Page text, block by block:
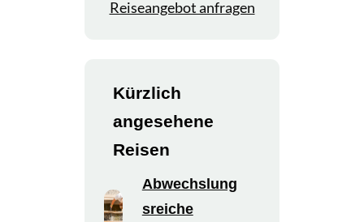
Reiseangebot anfragen
Kürzlich
angesehene
Reisen
Abwechslung
sreiche